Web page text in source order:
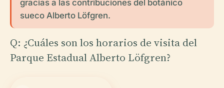
gracias a las contribuciones del botánico
sueco Alberto Löfgren.
Q: ¿Cuáles son los horarios de visita del
Parque Estadual Alberto Löfgren?